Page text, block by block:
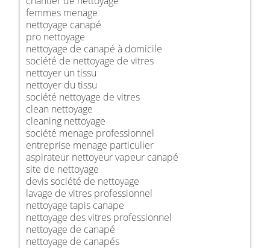
femmes menage
nettoyage canapé
pro nettoyage
nettoyage de canapé à domicile
société de nettoyage de vitres
nettoyer un tissu
nettoyer du tissu
société nettoyage de vitres
clean nettoyage
cleaning nettoyage
société menage professionnel
entreprise menage particulier
aspirateur nettoyeur vapeur canapé
site de nettoyage
devis société de nettoyage
lavage de vitres professionnel
nettoyage tapis canape
nettoyage des vitres professionnel
nettoyage de canapé
nettoyage de canapés